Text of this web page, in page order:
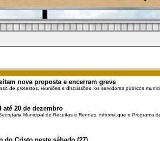
nova proposta e encerram greve
de protestos, reuniões e discussões, os servidores públicos
até 20 de dezembro
Municipal de Receitas e Rendas, informa que o Programa